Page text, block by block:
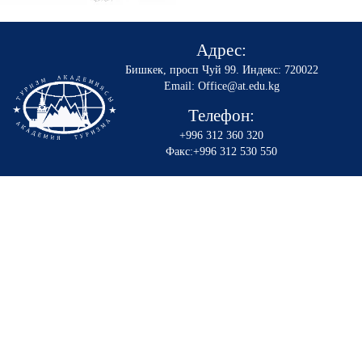
Адрес:
Бишкек, просп Чуй 99. Индекс: 720022
Email: Office@at.edu.kg
Телефон:
+996 312 360 320
Факс:+996 312 530 550